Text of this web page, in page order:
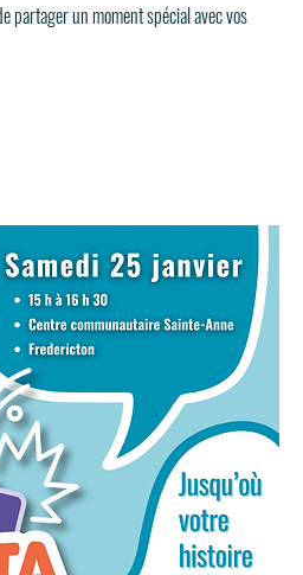
partager un moment spécial avec vos